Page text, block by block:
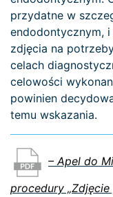
przydatne w
endodontycznym,
zdjęcia na
celach
celowości
powinien
temu wskazania.
– Apel do
procedury